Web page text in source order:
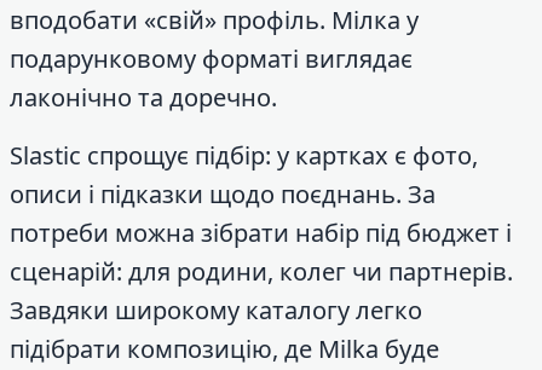
вподобати «свій» профіль. Мілка у
подарунковому форматі виглядає
лаконічно та доречно.
Slastic спрощує підбір: у картках є фото,
описи і підказки щодо поєднань. За
потреби можна зібрати набір під бюджет і
сценарій: для родини, колег чи партнерів.
Завдяки широкому каталогу легко
підібрати композицію, де Milka буде